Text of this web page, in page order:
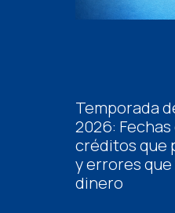
Temporada
2026: Fechas
créditos que
y errores
dinero